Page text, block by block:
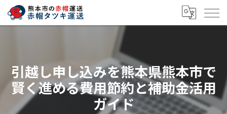
引越し申し込みを熊本県熊本市で
賢く進める費用節約と補助金活用
ガイド